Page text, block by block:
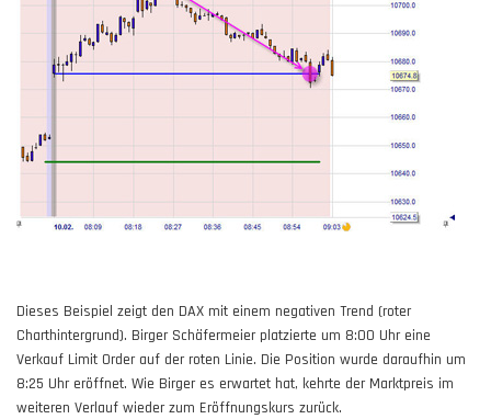
Dieses Beispiel zeigt den DAX mit einem negativen Trend (roter
Charthintergrund). Birger Schäfermeier platzierte um 8:00 Uhr eine
Verkauf Limit Order auf der roten Linie. Die Position wurde daraufhin um
8:25 Uhr eröffnet. Wie Birger es erwartet hat, kehrte der Marktpreis im
weiteren Verlauf wieder zum Eröffnungskurs zurück.